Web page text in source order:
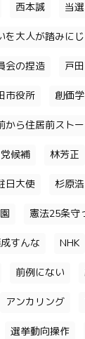
西本誠 当
を大人が踏みに
会の捏造 戸
市役所 創価
から住居前スト
候補 林芳正
日大使 杉原
憲法25条守
すんな NHK
前例にない
アンカリング
選挙動向操作